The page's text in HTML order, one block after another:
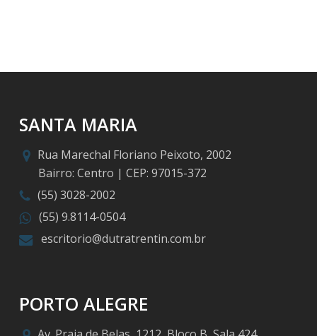
SANTA MARIA
Rua Marechal Floriano Peixoto, 2002
Bairro: Centro | CEP: 97015-372
(55) 3028-2002
(55) 9.8114-0504
escritorio@dutratrentin.com.br
PORTO ALEGRE